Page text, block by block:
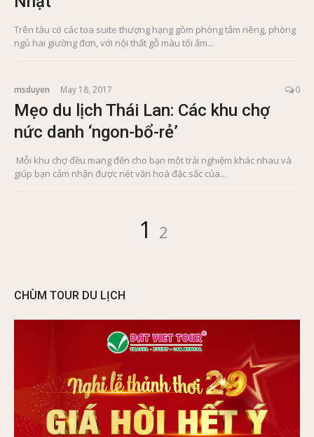
Trên tàu có các toa suite thượng hạng gồm phòng tắm riêng, phòng
ngủ hai giường đơn, với nội thất gỗ màu tối ấm...
msduyen May 18, 2017 0
Mẹo du lịch Thái Lan: Các khu chợ
nức danh ‘ngon-bổ-rẻ’
Mỗi khu chợ đều mang đến cho bạn một trải nghiệm khác nhau và
giúp bạn cảm nhận được nét văn hoá đặc sắc của...
Page
1 Page
2
CHÙM TOUR DU LỊCH